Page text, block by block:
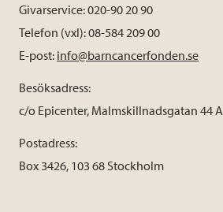
Givarservice: 020-90 20 90
Telefon (vxl): 08-584 209 00
E-post: info@barncancerfonden.se
Besöksadress:
c/o Epicenter, Malmskillnadsgatan 44 A
Postadress:
Box 3426, 103 68 Stockholm